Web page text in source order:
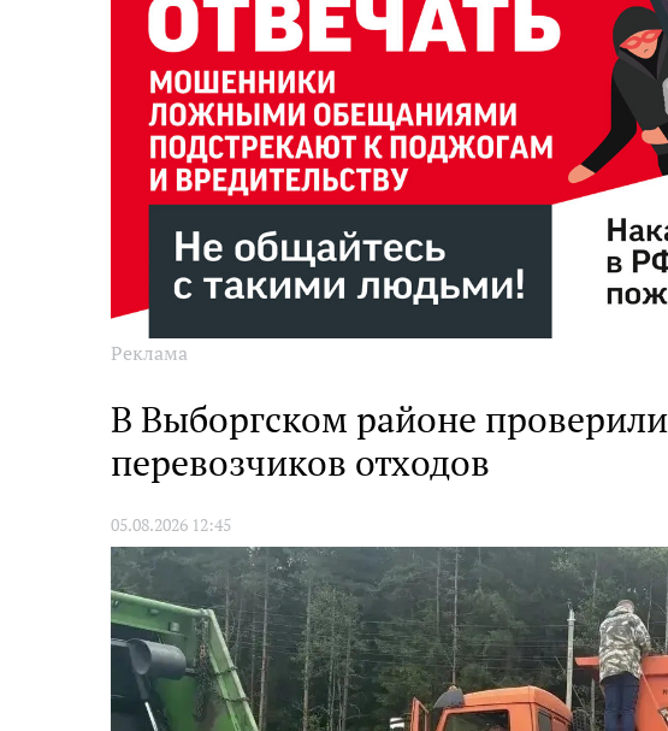
Реклама
В Выборгском районе
перевозчиков отходов
05.08.2026 12:45